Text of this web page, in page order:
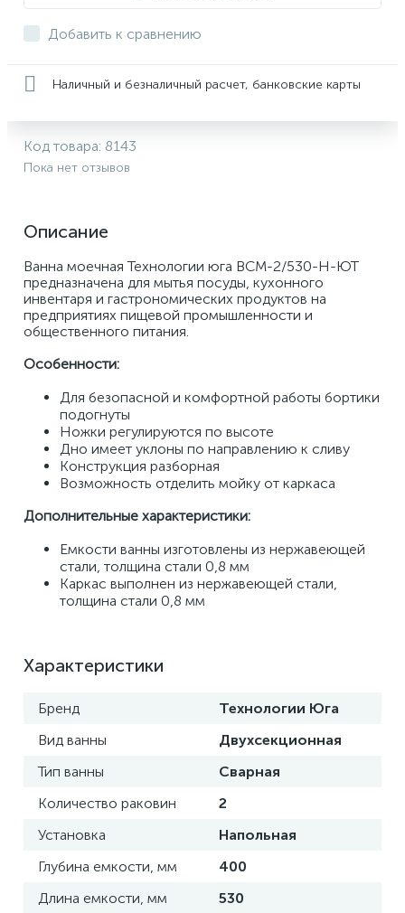
Добавить к сравнению
Наличный и безналичный расчет, банковские карты
Код товара: 8143
Пока нет отзывов
Описание
Ванна моечная Технологии юга ВСМ-2/530-Н-ЮТ
предназначена для мытья посуды, кухонного
инвентаря и гастрономических продуктов на
предприятиях пищевой промышленности и
общественного питания.
Особенности:
Для безопасной и комфортной работы бортики
подогнуты
Ножки регулируются по высоте
Дно имеет уклоны по направлению к сливу
Конструкция разборная
Возможность отделить мойку от каркаса
Дополнительные характеристики:
Емкости ванны изготовлены из нержавеющей
стали, толщина стали 0,8 мм
Каркас выполнен из нержавеющей стали,
толщина стали 0,8 мм
Характеристики
Бренд
Технологии Юга
Вид ванны
Двухсекционная
Тип ванны
Сварная
Количество раковин
2
Установка
Напольная
Глубина емкости, мм
400
Длина емкости, мм
530